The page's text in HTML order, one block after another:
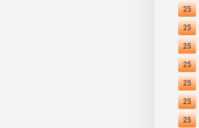
25
25
25
25
25
25
25